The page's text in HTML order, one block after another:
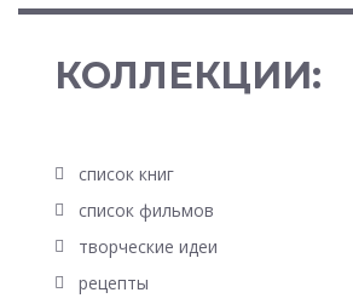
КОЛЛЕКЦИИ:
список книг
список фильмов
творческие идеи
рецепты